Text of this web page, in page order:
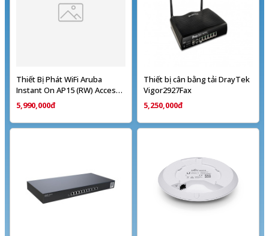
Thiết Bị Phát WiFi Aruba
Instant On AP15 (RW) Access
Point R2X06A
5,990,000đ
Thiết bị cân bằng tải DrayTek
Vigor2927Fax
5,250,000đ